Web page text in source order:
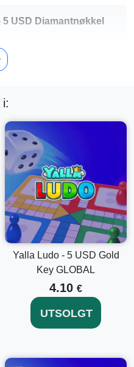
USD Diamantnøkkel
umiddelbar levering av din
nøkkelen har ingen
: Bruk diamantene dine til å
skins og andre
din.
- 5 USD
diamantene dine og
din mobile enhet.
din eller opprett en ny
delen i appen.
du mottok på e-
Yalla Ludo - 5 USD Gold
Key GLOBAL
4.10 €
UTSOLGT